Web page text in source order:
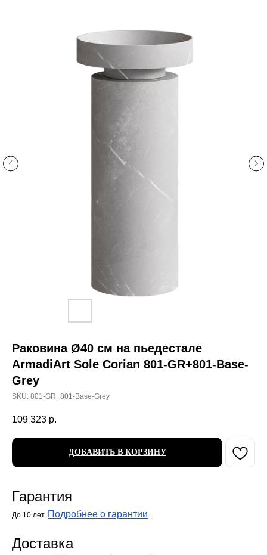
Раковина Ø40 см на пьедестале
ArmadiArt Sole Corian 801-GR+801-Base-
Grey
SKU: 801-GR+801-Base-Grey
109 323 р.
ДОБАВИТЬ В КОРЗИНУ
Гарантия
До 10 лет. Подробнее о гарантии.
Доставка